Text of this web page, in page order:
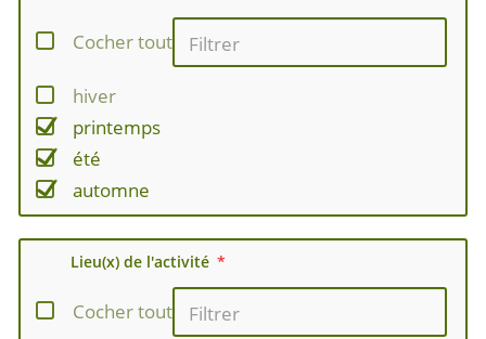
Cocher tout
hiver
printemps
été
automne
Lieu(x) de l'activité
Cocher tout